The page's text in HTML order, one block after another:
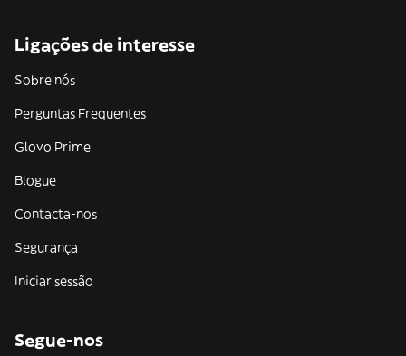
Ligações de interesse
Sobre nós
Perguntas Frequentes
Glovo Prime
Blogue
Contacta-nos
Segurança
Iniciar sessão
Segue-nos